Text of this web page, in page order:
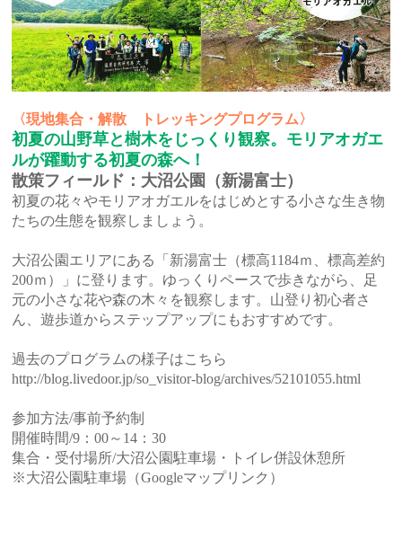
〈現地集合・解散 トレッキングプログラム〉
初夏の山野草と樹木をじっくり観察。モリアオガエ
ルが躍動する初夏の森へ！
散策フィールド：大沼公園（新湯富士）
初夏の花々やモリアオガエルをはじめとする小さな生き物
たちの生態を観察しましょう。
大沼公園エリアにある「新湯富士（標高1184ｍ、標高差約
200ｍ）」に登ります。ゆっくりペースで歩きながら、足
元の小さな花や森の木々を観察します。山登り初心者さ
ん、遊歩道からステップアップにもおすすめです。
過去のプログラムの様子はこちら
http://blog.livedoor.jp/so_visitor-blog/archives/52101055.html
参加方法/事前予約制
開催時間/9：00～14：30
集合・受付場所/大沼公園駐車場・トイレ併設休憩所
※大沼公園駐車場（Googleマップリンク）